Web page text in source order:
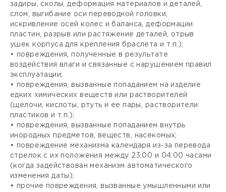
задиры, сколы, деформация материалов и деталей,
слом, выгибание оси переводной головки,
искривление осей колес и баланса, деформации
пластин, разрыв или растяжение деталей, отрыв
ушек корпуса для крепления браслета и т.п.);
• повреждения, полученные в результате
воздействия влаги и связанные с нарушением правил
эксплуатации;
• повреждения, вызванные попаданием на изделие
едких химических веществ или растворителей
(щелочи, кислоты, ртуть и ее пары, растворители
пластиков и т.п.);
• повреждения, вызванные попаданием внутрь
инородных предметов, веществ, насекомых;
• повреждение механизма календаря из-за перевода
стрелок с их положения между 23:00 и 04:00 часами
(когда задействован механизм автоматического
изменения даты);
• прочие повреждения, вызванные умышленными или